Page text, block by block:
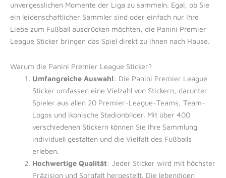
unvergesslichen Momente der Liga zu sammeln. Egal, ob Sie
ein leidenschaftlicher Sammler sind oder einfach nur Ihre
Liebe zum Fußball ausdrücken möchten, die Panini Premier
League Sticker bringen das Spiel direkt zu Ihnen nach Hause.
Warum die Panini Premier League Sticker?
Umfangreiche Auswahl: Die Panini Premier League
Sticker umfassen eine Vielzahl von Stickern, darunter
Spieler aus allen 20 Premier-League-Teams, Team-
Logos und ikonische Stadionbilder. Mit über 400
verschiedenen Stickern können Sie Ihre Sammlung
individuell gestalten und die Vielfalt des Fußballs
erleben.
Hochwertige Qualität: Jeder Sticker wird mit höchster
Präzision und Sorgfalt hergestellt. Die lebendigen